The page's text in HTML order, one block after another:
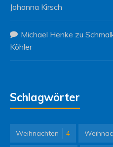
Johanna Kirsch
Michael Henke zu
Köhler
Schlagwörter
Weihnachten 4